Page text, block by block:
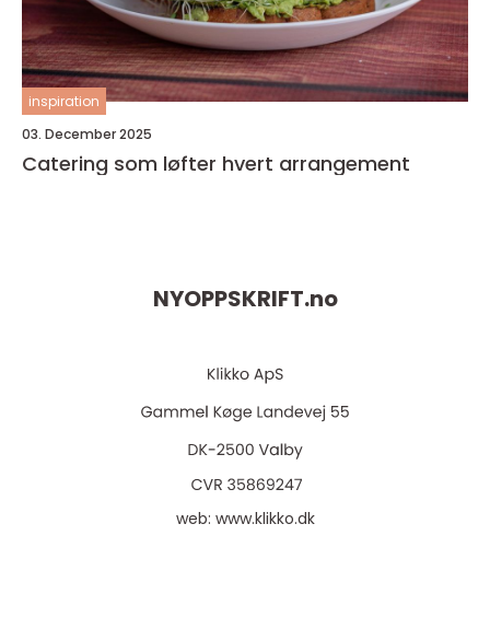
inspiration
03. December 2025
Catering som løfter hvert arrangement
NYOPPSKRIFT.no
web: www.klikko.dk